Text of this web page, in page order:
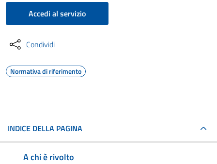
Accedi al servizio
Condividi
Normativa di riferimento
INDICE DELLA PAGINA
A chi è rivolto